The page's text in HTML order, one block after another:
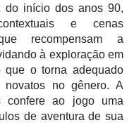
do início dos anos 90,
e cenas
recompensam a
à exploração em
que o torna adequado
no gênero. A
confere ao jogo uma
de aventura de sua